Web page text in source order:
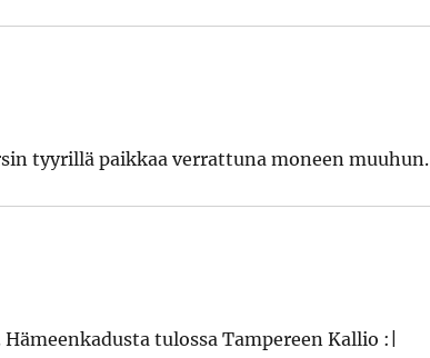
tyyrillä paikkaa verrattuna moneen muuhun.
tulossa Tampereen Kallio :|